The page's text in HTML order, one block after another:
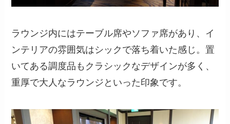
ラウンジ内にはテーブル席やソファ席があり、イ
ンテリアの雰囲気はシックで落ち着いた感じ。置
いてある調度品もクラシックなデザインが多く、
重厚で大人なラウンジといった印象です。